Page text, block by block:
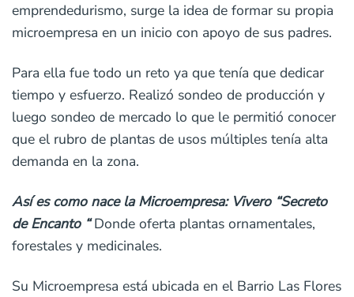
emprendedurismo, surge la idea de formar su propia
microempresa en un inicio con apoyo de sus padres.
Para ella fue todo un reto ya que tenía que dedicar
tiempo y esfuerzo. Realizó sondeo de producción y
luego sondeo de mercado lo que le permitió conocer
que el rubro de plantas de usos múltiples tenía alta
demanda en la zona.
Así es como nace la Microempresa: Vivero “Secreto
de Encanto “Donde oferta plantas ornamentales,
forestales y medicinales.
Su Microempresa está ubicada en el Barrio Las Flores